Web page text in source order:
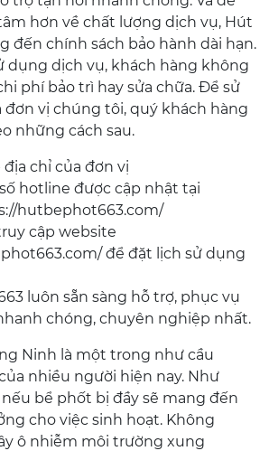
hơn về chất lượng dịch vụ, Hút
đến chính sách bảo hành dài hạn.
dụng dịch vụ, khách hàng không
phí bảo trì hay sửa chữa. Để sử
vị chúng tôi, quý khách hàng
những cách sau.
chỉ của đơn vị
hotline được cập nhật tại
hutbephot663.com/
cập website
để đặt lịch sử dụng
luôn sẵn sàng hỗ trợ, phục vụ
chóng, chuyên nghiệp nhất.
Ninh là một trong như cầu
nhiều người hiện nay. Như
bể phốt bị đầy sẽ mang đến
cho việc sinh hoạt. Không
ô nhiễm môi trường xung